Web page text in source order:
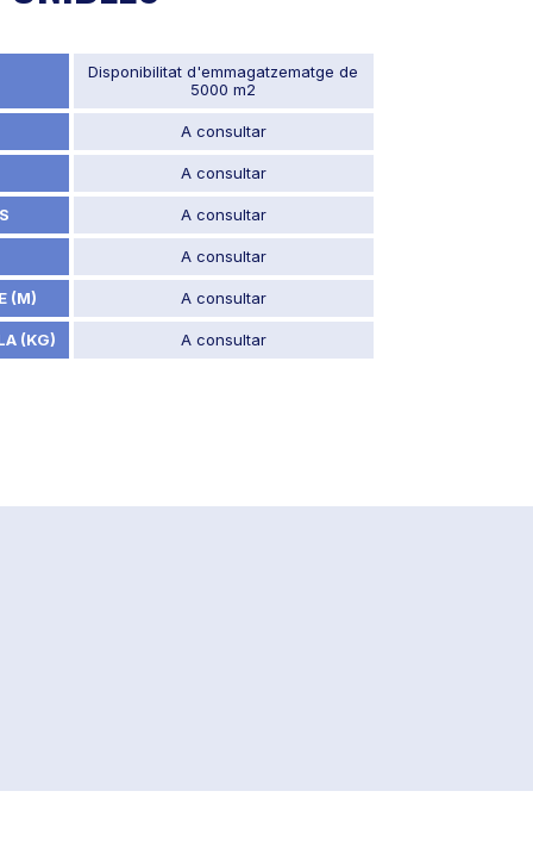
Disponibilitat d'emmagatzematge de
5000 m2
A consultar
A consultar
A consultar
A consultar
(M) A consultar
(KG) A consultar